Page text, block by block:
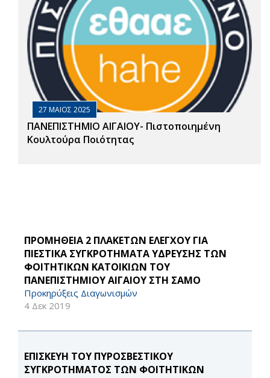
27 ΜΑΙΟΣ 2025
ΠΑΝΕΠΙΣΤΗΜΙΟ ΑΙΓΑΙΟΥ- Πιστοποιημένη
Κουλτούρα Ποιότητας
ΠΡΟΜΗΘΕΙΑ 2 ΠΛΑΚΕΤΩΝ ΕΛΕΓΧΟΥ ΓΙΑ
ΠΙΕΣΤΙΚΑ ΣΥΓΚΡΟΤΗΜΑΤΑ ΥΔΡΕΥΣΗΣ ΤΩΝ
ΦΟΙΤΗΤΙΚΩΝ ΚΑΤΟΙΚΙΩΝ ΤΟΥ
ΠΑΝΕΠΙΣΤΗΜΙΟΥ ΑΙΓΑΙΟΥ ΣΤΗ ΣΑΜΟ
Προκηρύξεις Διαγωνισμών
4 Δεκ 2019
ΕΠΙΣΚΕΥΗ ΤΟΥ ΠΥΡΟΣΒΕΣΤΙΚΟΥ
ΣΥΓΚΡΟΤΗΜΑΤΟΣ ΤΩΝ ΦΟΙΤΗΤΙΚΩΝ